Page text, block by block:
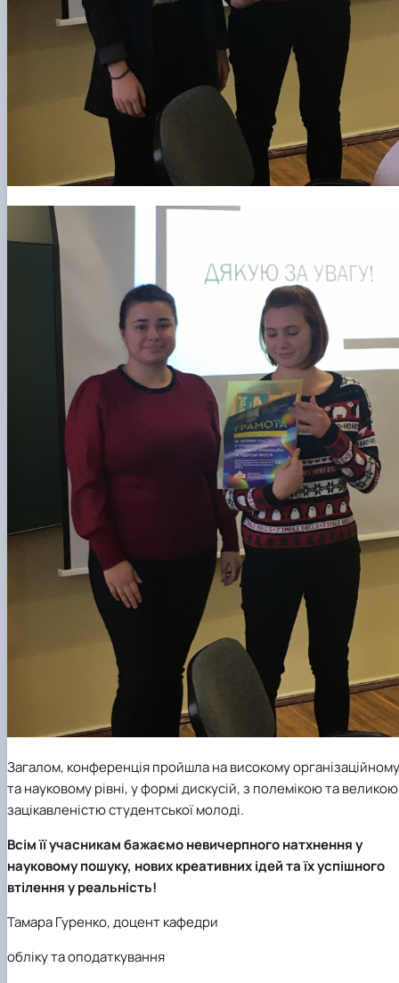
Загалом, конференція пройшла на високому організаційному
та науковому рівні, у формі дискусій, з полемікою та великою
зацікавленістю студентської молоді.
Всім її учасникам бажаємо невичерпного натхнення у
науковому пошуку, нових креативних ідей та їх успішного
втілення у реальність!
Тамара Гуренко, доцент кафедри
обліку та оподаткування